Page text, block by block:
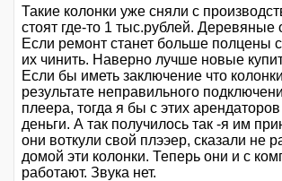
Такие колонки уже сняли с
стоят где-то 1 тыс.рублей. Деревяные
Если ремонт станет больше полцены
их чинить. Наверно лучше новые
Если бы иметь заключение что
результате неправильного
плеера, тогда я бы с этих арендаторов
деньги. А так получилось так -я им
они воткули свой плээер, сказали не
домой эти колонки. Теперь они и с
работают. Звука нет.